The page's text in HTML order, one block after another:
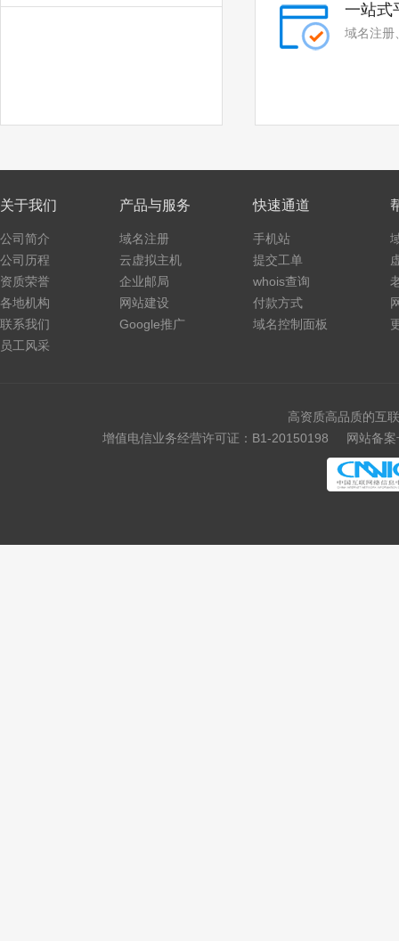
一站式
域名注册
关于我们
公司简介
公司历程
资质荣誉
各地机构
联系我们
员工风采
产品与服务
域名注册
云虚拟主机
企业邮局
网站建设
Google推广
快速通道
手机站
提交工单
whois查询
付款方式
域名控制面板
高资质高品质的互
增值电信业务经营许可证：B1-20150198
网站备